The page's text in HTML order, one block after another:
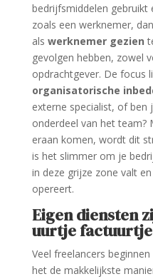
bedrijfsmiddelen
zoals een werknemer,
als werknemer gezien
gevolgen hebben, zowel
opdrachtgever. De focus
organisatorische
externe specialist, of ben
onderdeel van het team?
eraan komen, wordt dit
is het slimmer om je
in deze grijze zone valt
opereert.
Eigen diensten
uurtje factuurtje
Veel freelancers
het de makkelijkste